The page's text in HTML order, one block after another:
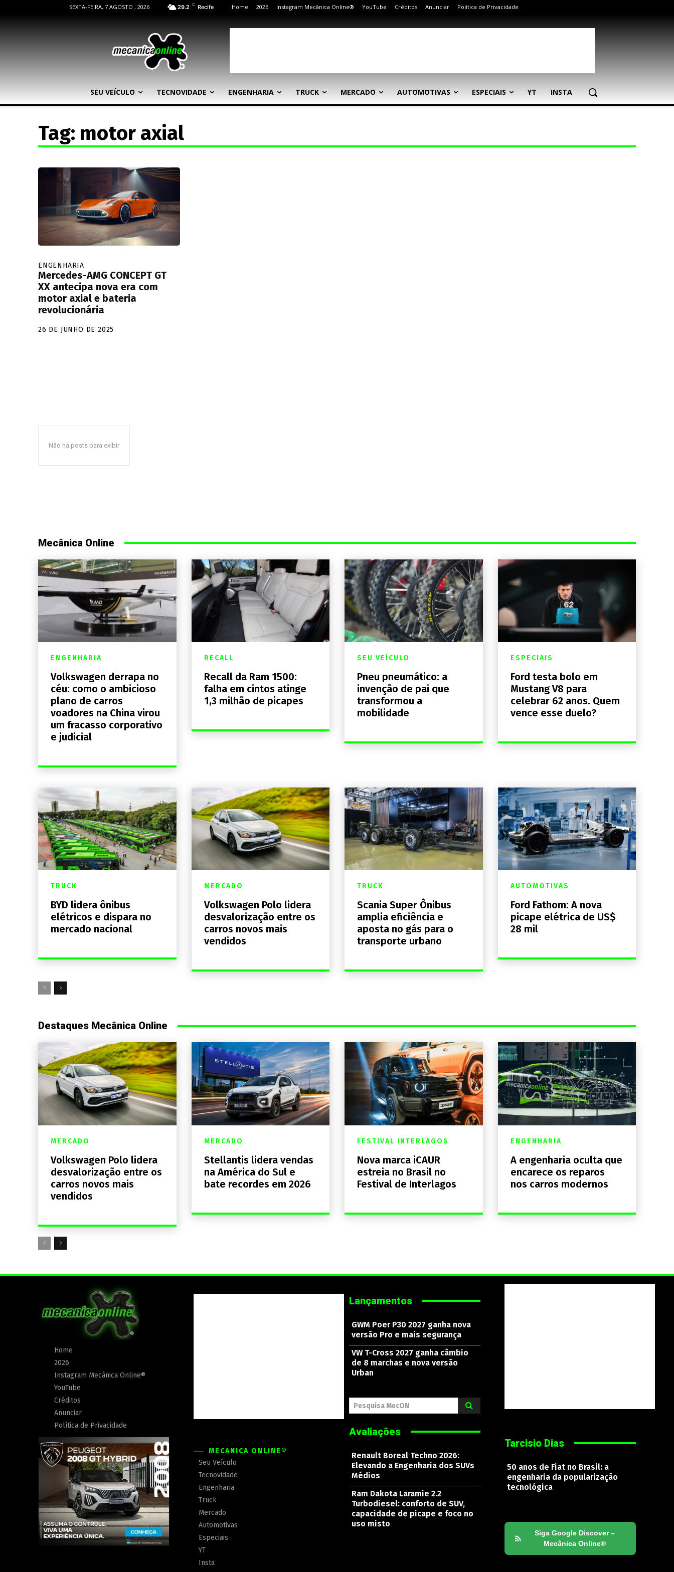
SEXTA-FEIRA, 7 AGOSTO , 2026 29.2 C Recife Home 2026 Instagram Mecânica Online® YouTube Créditos Anunciar Política de Privacidade
SEU VEÍCULO TECNOVIDADE ENGENHARIA TRUCK MERCADO AUTOMOTIVAS ESPECIAIS YT INSTA
Tag: motor axial
ENGENHARIA
Mercedes-AMG CONCEPT GT
XX antecipa nova era com
motor axial e bateria
revolucionária
26 DE JUNHO DE 2025
Não há posts para exibir
Mecânica Online
ENGENHARIA
Volkswagen derrapa no
céu: como o ambicioso
plano de carros
voadores na China virou
um fracasso corporativo
e judicial
RECALL
Recall da Ram 1500:
falha em cintos atinge
1,3 milhão de picapes
SEU VEÍCULO
Pneu pneumático: a
invenção de pai que
transformou a
mobilidade
ESPECIAIS
Ford testa bolo em
Mustang V8 para
celebrar 62 anos. Quem
vence esse duelo?
TRUCK
BYD lidera ônibus
elétricos e dispara no
mercado nacional
MERCADO
Volkswagen Polo lidera
desvalorização entre os
carros novos mais
vendidos
TRUCK
Scania Super Ônibus
amplia eficiência e
aposta no gás para o
transporte urbano
AUTOMOTIVAS
Ford Fathom: A nova
picape elétrica de US$
28 mil
Destaques Mecânica Online
MERCADO
Volkswagen Polo lidera
desvalorização entre os
carros novos mais
vendidos
MERCADO
Stellantis lidera vendas
na América do Sul e
bate recordes em 2026
FESTIVAL INTERLAGOS
Nova marca iCAUR
estreia no Brasil no
Festival de Interlagos
ENGENHARIA
A engenharia oculta que
encarece os reparos
nos carros modernos
Home
2026
Instagram Mecânica Online®
YouTube
Créditos
Anunciar
Política de Privacidade
MECÂNICA ONLINE®
Seu Veículo
Tecnovidade
Engenharia
Truck
Mercado
Automotivas
Especiais
YT
Insta
Lançamentos
GWM Poer P30 2027 ganha nova
versão Pro e mais segurança
VW T-Cross 2027 ganha câmbio
de 8 marchas e nova versão
Urban
Pesquisa MecON
Avaliações
Renault Boreal Techno 2026:
Elevando a Engenharia dos SUVs
Médios
Ram Dakota Laramie 2.2
Turbodiesel: conforto de SUV,
capacidade de picape e foco no
uso misto
Tarcisio Dias
50 anos de Fiat no Brasil: a
engenharia da popularização
tecnológica
Siga Google Discover –
Mecânica Online®